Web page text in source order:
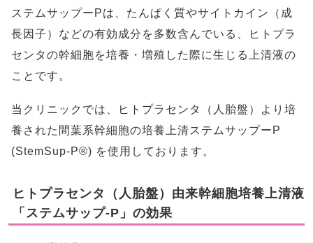
ステムサップーPは、たんぱく質やサイトカイン（成
長因子）などの有効成分を多数含んでいる、ヒトプラ
センタの幹細胞を培養・増殖した際に生じる上清液の
ことです。
当クリニックでは、ヒトプラセンタ（人胎盤）より培
養された間葉系幹細胞の培養上清ステムサップーP
(StemSup-P®) を使用しております。
ヒトプラセンタ（人胎盤）由来幹細胞培養上清液
「ステムサップ-P」の効果